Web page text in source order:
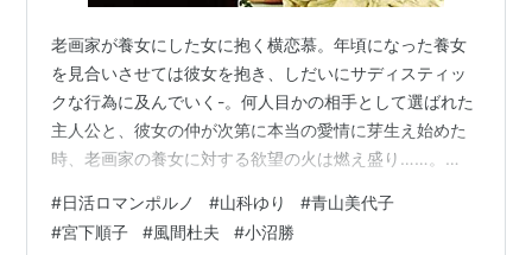
老画家が養女にした女に抱く横恋慕。年頃になった養女
を見合いさせては彼女を抱き、しだいにサディスティッ
クな行為に及んでいく-。何人目かの相手として選ばれた
主人公と、彼女の仲が次第に本当の愛情に芽生え始めた
時、老画家の養女に対する欲望の火は燃え盛り……。
青山美代子/宮下順子/風間杜夫 昼下りの情事 古都曼陀羅
山科ゆり Amazon 京都の美しい風景と共に、男女の。い
#日活ロマンポルノ #山科ゆり #青山美代子
#宮下順子 #風間杜夫 #小沼勝